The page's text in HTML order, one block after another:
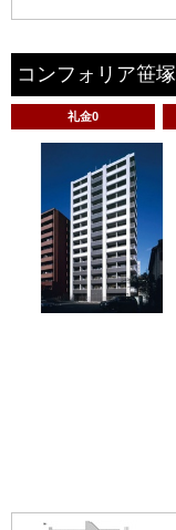
コンフォリア笹塚
礼金0